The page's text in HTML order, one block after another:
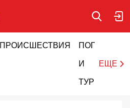
ПРОИСШЕСТВИЯ ПОГОДА
И
ТУРИЗМ
ЕЩЕ